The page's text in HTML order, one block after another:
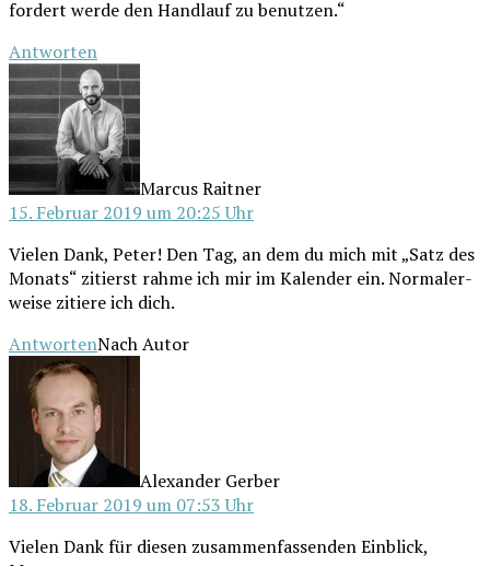
for­dert wer­de den Hand­lauf zu benutzen.“
Antworten
Marcus Raitner
15. Februar 2019 um 20:25 Uhr
Vie­len Dank, Peter! Den Tag, an dem du mich mit „Satz des
Monats“ zitierst rah­me ich mir im Kalen­der ein. Nor­ma­ler­
wei­se zitie­re ich dich.
AntwortenNach Autor
Alexander Gerber
18. Februar 2019 um 07:53 Uhr
Vie­len Dank für die­sen zusam­men­fas­sen­den Ein­blick,